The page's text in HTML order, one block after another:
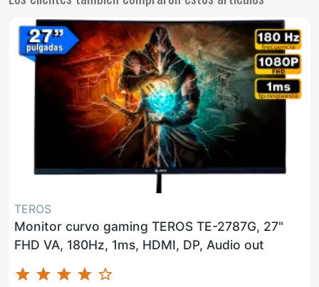
TEROS
Monitor curvo gaming TEROS TE-2787G, 27"
FHD VA, 180Hz, 1ms, HDMI, DP, Audio out
star star star star star_border